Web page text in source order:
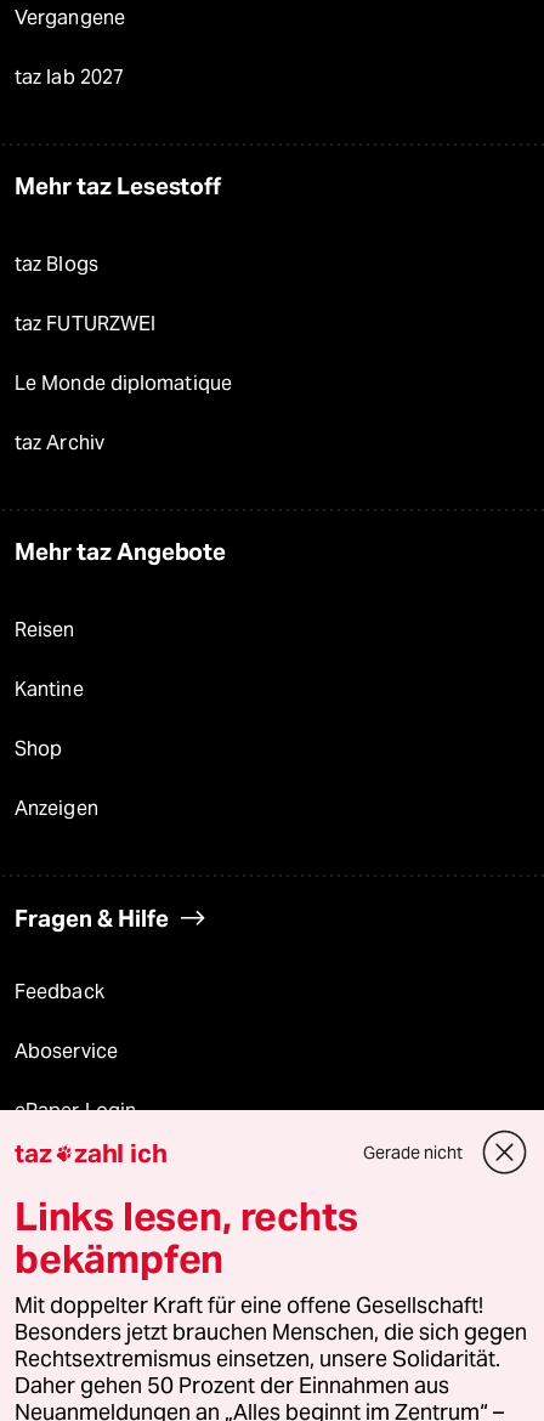
Vergangene
taz lab 2027
Mehr taz Lesestoff
taz Blogs
taz FUTURZWEI
Le Monde diplomatique
taz Archiv
Mehr taz Angebote
Reisen
Kantine
Shop
Anzeigen
Fragen & Hilfe
Feedback
Aboservice
ePaper Login
Downloads für Abonnierende
© 2026 taz Verlags und Vertriebs GmbH
Alle Rechte vorbehalten. Bei rechtlichen Fragen oder für Genehmigungen
wenden Sie sich bitte an
lizenzen@taz.de
Feedback Redaktionsstatut Kommune-Richtlinien
taz zahl ich Gerade nicht
Links lesen, rechts
bekämpfen
Mit doppelter Kraft für eine offene Gesellschaft!
Besonders jetzt brauchen Menschen, die sich gegen
Rechtsextremismus einsetzen, unsere Solidarität.
Daher gehen 50 Prozent der Einnahmen aus
Neuanmeldungen an „Alles beginnt im Zentrum“ –